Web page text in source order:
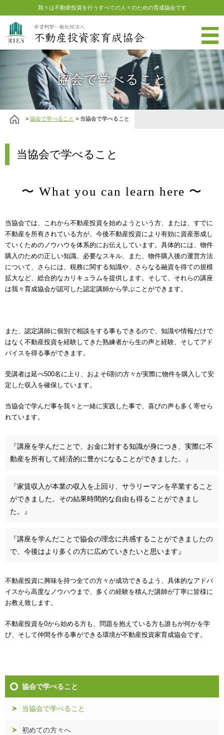
我々は不動産投資を行うすべての人々のための育成協会です
協会で学べること
> 協会で学べること > 当協会で学べること
当協会で学べること
〜 What you can learn here 〜
当協会では、これから不動産投資を始めようという方、または、すでに
不動産を所有されている方が、今後不動産投資により有効に資産形成し
ていくためのノウハウを体系的にお伝えしています。具体的には、物件
購入のための正しい知識、必要なスキル、また、物件購入後の運営方法
について、さらには、税務に関する知識や、さらなる融資を得ての規模
拡大など、総合的なカリキュラムを提供します。そして、それらの講座
は我々育成協会が認可した認定講師から学ぶことができます。
また、認定講師に個別で相談をする事もできるので、知識や情報だけで
はなく不動産投資を経験してきた熟練者から生の声と経験、そしてアド
バイスを得る事ができます。
受講者は延べ500名に上り、およそ6割の方々が実際に物件を購入して安
定した収入を確保しています。
当協会で学んだ事を我々と一緒に実践した事で、喜びの声も多く寄せら
れています。
『講座を学んだことで、お金に対する知識が身につき、実際に不
動産を所有して経済的に豊かになることができました。』
『家賃収入が本業の収入を上回り、サラリーマンを卒業すること
ができました。その結果時間的な自由も得ることができまし
た。』
『講座を学んだことで協会の理念に共感することができましたの
で、今後はより多くの方に広めていきたいと思います』
不動産投資に興味を持つ全ての方々が成功できるよう、具体的なアドバ
イスから高度なノウハウまで、多くの経験を積んだ講師が丁寧に皆様に
お教え致します。
不動産投資を0から始める方も、問題を抱えている方も誰もが何かを学
び、そして仲間を作る事ができる環境が不動産投資家育成協会です。
協会で学べること
当協会で学べること
初めての方々へ